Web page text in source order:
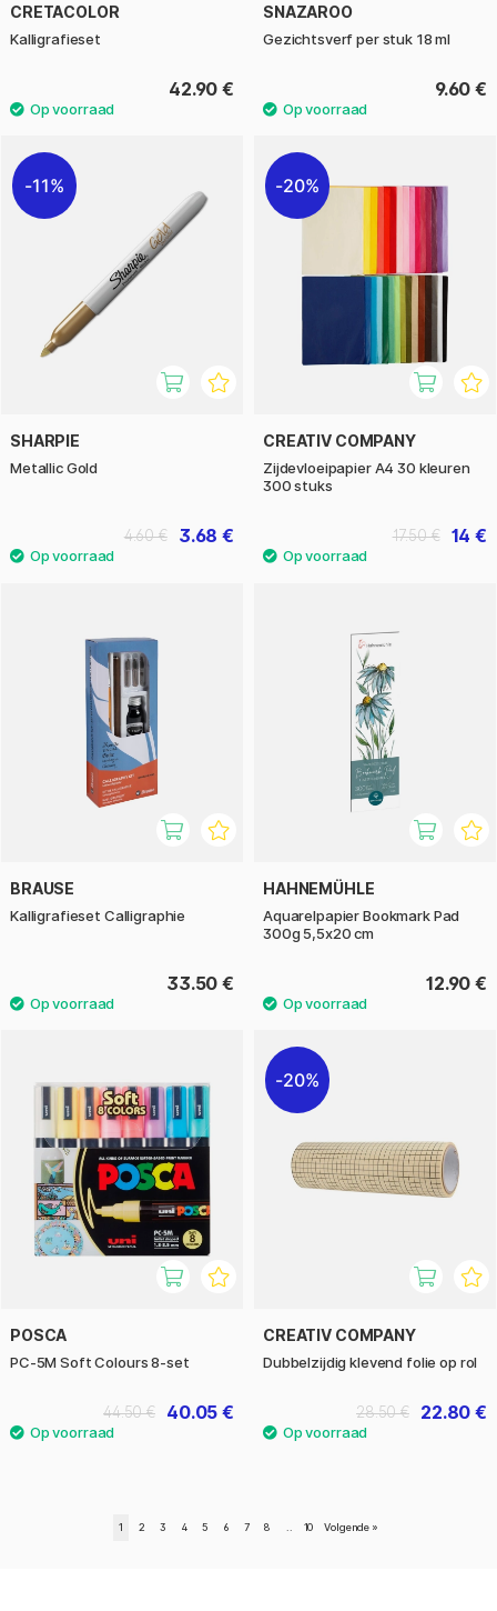
CRETACOLOR
Kalligrafieset
42.90 €
SNAZAROO
Gezichtsverf per stuk 18 ml
9.60 €
11%
SHARPIE
Metallic Gold
3.68 €
4.60 €
20%
CREATIV COMPANY
Zijdevloeipapier A4 30 kleuren
300 stuks
14 €
17.50 €
BRAUSE
Kalligrafieset Calligraphie
33.50 €
HAHNEMÜHLE
Aquarelpapier Bookmark Pad
300g 5,5x20 cm
12.90 €
POSCA
PC-5M Soft Colours 8-set
40.05 €
44.50 €
20%
CREATIV COMPANY
Dubbelzijdig klevend folie op rol
22.80 €
28.50 €
1 2 3 4 5 6 7 8 10 Volgende »